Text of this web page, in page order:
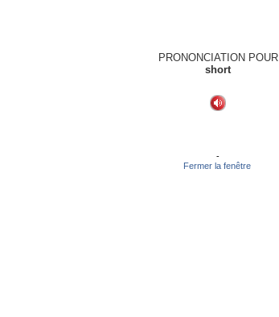
PRONONCIATION POUR
short
-
Fermer la fenêtre